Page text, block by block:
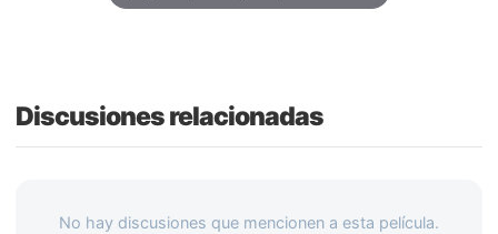
Discusiones relacionadas
No hay discusiones que mencionen a esta película.